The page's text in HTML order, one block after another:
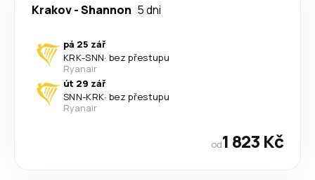
Krakov-Shannon 5 dni
pá 25 zář
KRK-SNN· bez přestupu
Ryanair
út 29 zář
SNN-KRK· bez přestupu
Ryanair
od1 823 Kč